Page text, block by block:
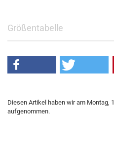
Größentabelle
Diesen Artikel haben wir am Montag,
aufgenommen.